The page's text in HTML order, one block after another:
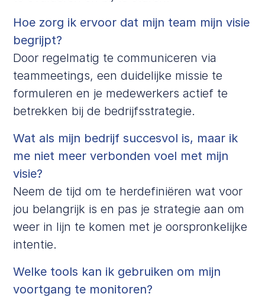
Hoe zorg ik ervoor dat mijn team mijn visie
begrijpt?
Door regelmatig te communiceren via
teammeetings, een duidelijke missie te
formuleren en je medewerkers actief te
betrekken bij de bedrijfsstrategie.
Wat als mijn bedrijf succesvol is, maar ik
me niet meer verbonden voel met mijn
visie?
Neem de tijd om te herdefiniëren wat voor
jou belangrijk is en pas je strategie aan om
weer in lijn te komen met je oorspronkelijke
intentie.
Welke tools kan ik gebruiken om mijn
voortgang te monitoren?